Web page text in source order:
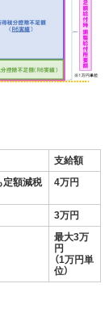
支給額
定額減税
4万円
3万円
最大3万
円
（1万円単
位）